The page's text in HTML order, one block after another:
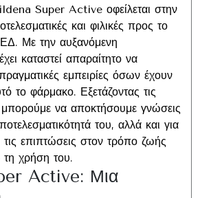
Super Active οφείλεται στην
και φιλικές προς το
Με την αυξανόμενη
καταστεί απαραίτητο να
εμπειρίες όσων έχουν
το φάρμακο. Εξετάζοντας τις
μπορούμε να αποκτήσουμε γνώσεις
του, αλλά και για
τις επιπτώσεις στον τρόπο ζωής
τη χρήση του.
Active: Μια